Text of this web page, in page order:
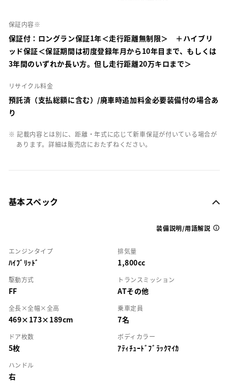
保証内容※
保証付：ロングラン保証1年＜走行距離無制限＞ ＋ハイブリ
ッド保証＜保証期間は初度登録年月から10年目まで、もしくは
3年間のいずれか長い方。但し走行距離20万キロまで＞
リサイクル料金
預託済（支払総額に含む）/廃車時追加料金必要装備付の場合あ
り
※ 記載内容とは別に、距離・年式に応じて新車保証が付いている場合が
あります。詳細は販売店におたずねください。
基本スペック
装備説明/用語解説
エンジンタイプ
ﾊｲﾌﾞﾘｯﾄﾞ
排気量
1,800cc
駆動方式
FF
トランスミッション
ATその他
全長×全幅×全高
469×173×189cm
乗車定員
7名
ドア枚数
5枚
ボディカラー
ｱﾃｨﾁｭｰﾄﾞﾌﾞﾗｯｸﾏｲｶ
ハンドル
右